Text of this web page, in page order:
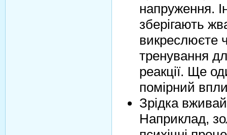
напруження.
зберігають
викреслюєте
тренування
реакції. Ще
помірний
Зрідка
Наприклад,